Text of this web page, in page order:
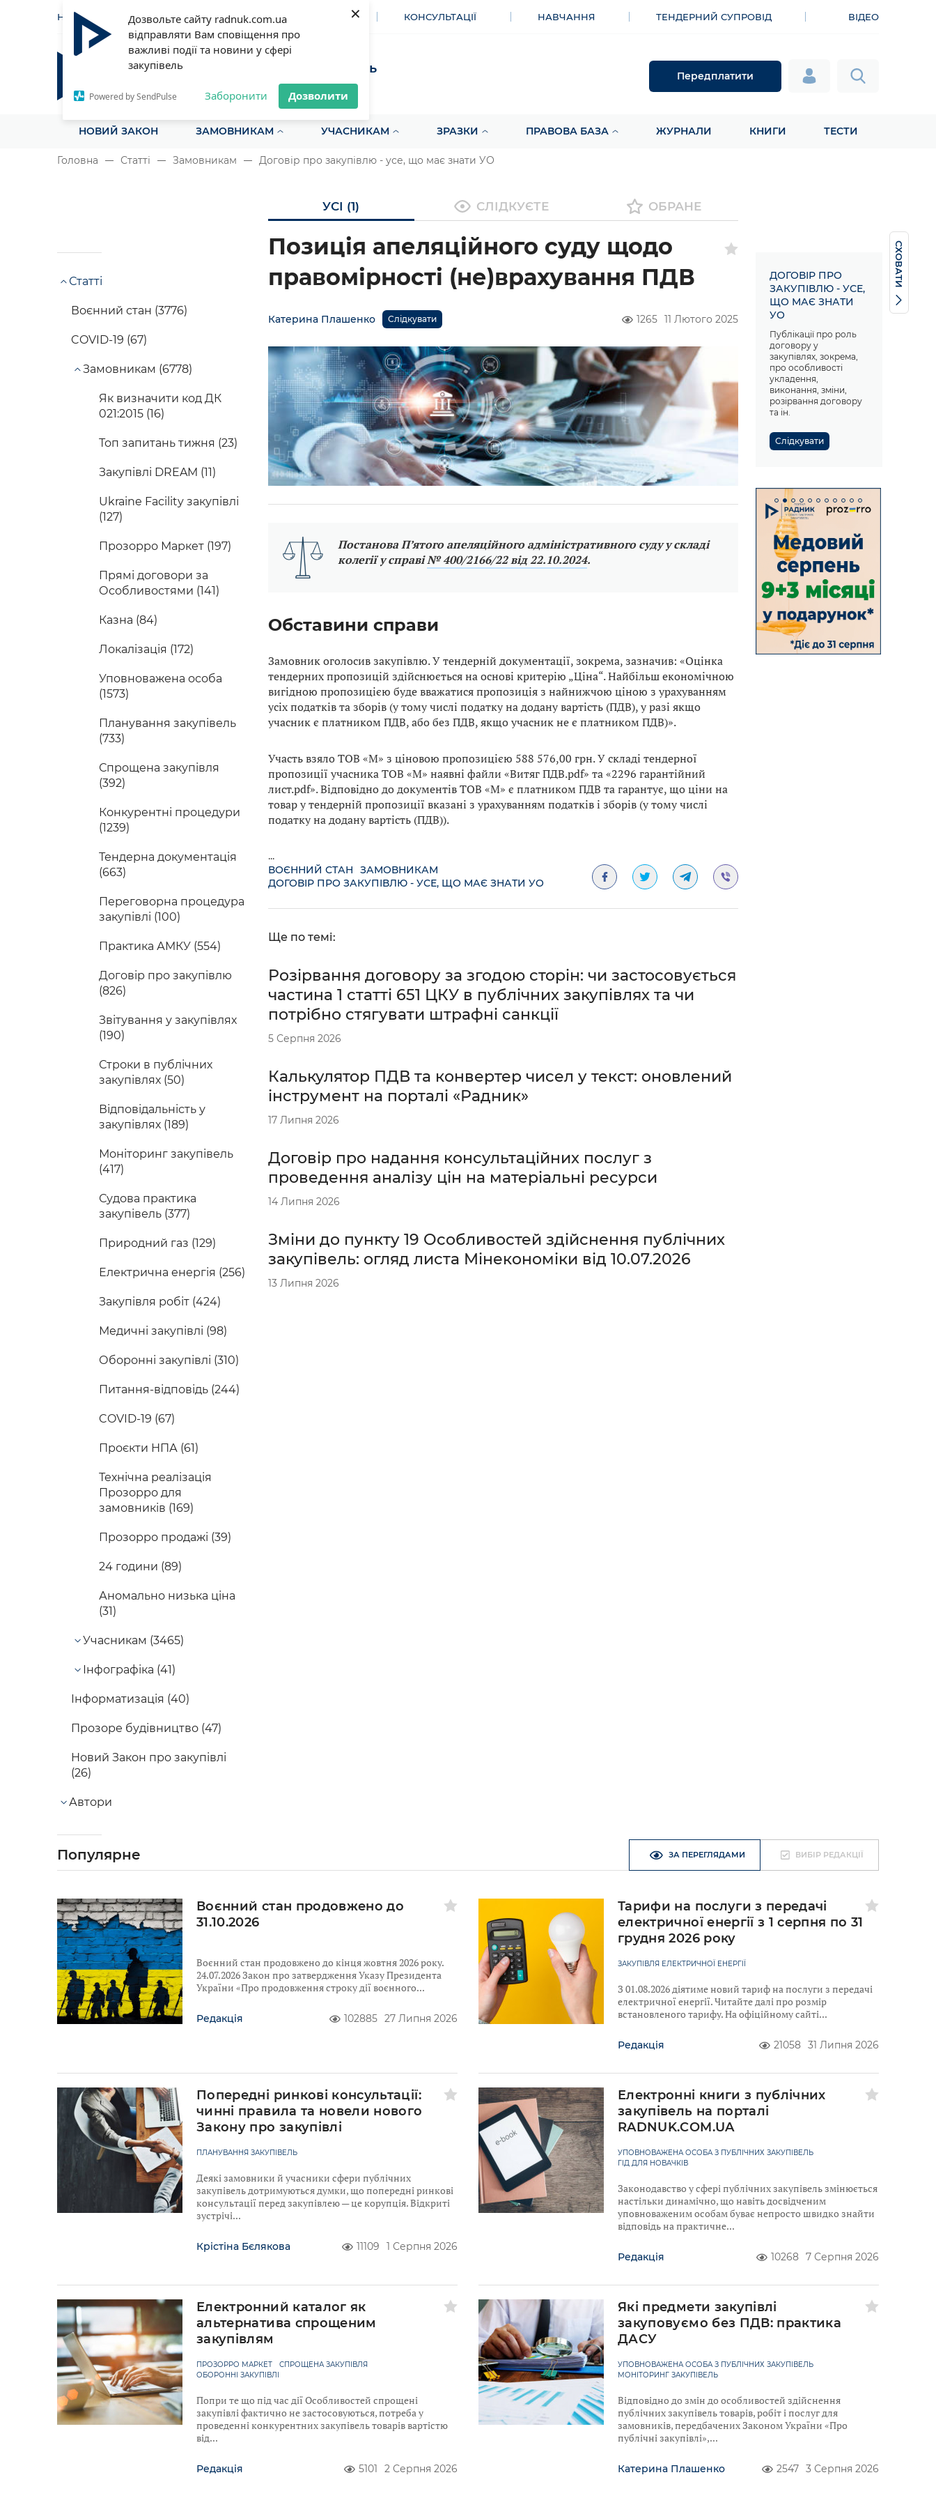
Дозвольте сайту radnuk.com.ua
відправляти Вам сповіщення про
важливі події та новини у сфері
закупівель
Powered by SendPulse Заборонити Дозволити
×
НОВИНИ СТАТТІ ІНСТРУМЕНТИ КОНСУЛЬТАЦІЇ НАВЧАННЯ ТЕНДЕРНИЙ СУПРОВІД ВІДЕО
Радник у сфері публічних закупівель
Все для закупівель на одному порталі
Передплатити
НОВИЙ ЗАКОН ЗАМОВНИКАМ УЧАСНИКАМ ЗРАЗКИ ПРАВОВА БАЗА ЖУРНАЛИ КНИГИ ТЕСТИ
Головна Статті Замовникам Договір про закупівлю - усе, що має знати УО
УСІ (1) СЛІДКУЄТЕ ОБРАНЕ
Статті
Воєнний стан (3776)
COVID-19 (67)
Замовникам (6778)
Як визначити код ДК
021:2015 (16)
Топ запитань тижня (23)
Закупівлі DREAM (11)
Ukraine Facility закупівлі
(127)
Прозорро Маркет (197)
Прямі договори за
Особливостями (141)
Казна (84)
Локалізація (172)
Уповноважена особа
(1573)
Планування закупівель
(733)
Спрощена закупівля
(392)
Конкурентні процедури
(1239)
Тендерна документація
(663)
Переговорна процедура
закупівлі (100)
Практика АМКУ (554)
Договір про закупівлю
(826)
Звітування у закупівлях
(190)
Строки в публічних
закупівлях (50)
Відповідальність у
закупівлях (189)
Моніторинг закупівель
(417)
Судова практика
закупівель (377)
Природний газ (129)
Електрична енергія (256)
Закупівля робіт (424)
Медичні закупівлі (98)
Оборонні закупівлі (310)
Питання-відповідь (244)
COVID-19 (67)
Проєкти НПА (61)
Технічна реалізація
Прозорро для
замовників (169)
Прозорро продажі (39)
24 години (89)
Аномально низька ціна
(31)
Учасникам (3465)
Інфографіка (41)
Інформатизація (40)
Прозоре будівництво (47)
Новий Закон про закупівлі
(26)
Автори
Позиція апеляційного суду щодо
правомірності (не)врахування ПДВ
Катерина Плашенко Слідкувати 1265 11 Лютого 2025
Постанова П’ятого апеляційного адміністративного суду у складі
колегії у справі№ 400/2166/22 від 22.10.2024.
Обставини справи
Замовник оголосив закупівлю. У тендерній документації, зокрема, зазначив: «Оцінка
тендерних пропозицій здійснюється на основі критерію „Ціна“. Найбільш економічною
вигідною пропозицією буде вважатися пропозиція з найнижчою ціною з урахуванням
усіх податків та зборів (у тому числі податку на додану вартість (ПДВ), у разі якщо
учасник є платником ПДВ, або без ПДВ, якщо учасник не є платником ПДВ)».
Участь взяло ТОВ «М» з ціновою пропозицією 588 576,00 грн. У складі тендерної
пропозиції учасника ТОВ «М» наявні файли «Витяг ПДВ.pdf» та «2296 гарантійний
лист.pdf». Відповідно до документів ТОВ «М» є платником ПДВ та гарантує, що ціни на
товар у тендерній пропозиції вказані з урахуванням податків і зборів (у тому числі
податку на додану вартість (ПДВ)).
...
ВОЄННИЙ СТАН
ЗАМОВНИКАМ
ДОГОВІР ПРО ЗАКУПІВЛЮ - УСЕ, ЩО МАЄ ЗНАТИ УО
Ще по темі:
Розірвання договору за згодою сторін: чи застосовується
частина 1 статті 651 ЦКУ в публічних закупівлях та чи
потрібно стягувати штрафні санкції
5 Серпня 2026
Калькулятор ПДВ та конвертер чисел у текст: оновлений
інструмент на порталі «Радник»
17 Липня 2026
Договір про надання консультаційних послуг з
проведення аналізу цін на матеріальні ресурси
14 Липня 2026
Зміни до пункту 19 Особливостей здійснення публічних
закупівель: огляд листа Мінекономіки від 10.07.2026
13 Липня 2026
ДОГОВІР ПРО
ЗАКУПІВЛЮ - УСЕ,
ЩО МАЄ ЗНАТИ
УО
Публікації про роль
договору у
закупівлях, зокрема,
про особливості
укладення,
виконання, зміни,
розірвання договору
та ін.
Слідкувати
СХОВАТИ
Популярне ЗА ПЕРЕГЛЯДАМИ ВИБІР РЕДАКЦІЇ
Воєнний стан продовжено до
31.10.2026
Воєнний стан продовжено до кінця жовтня 2026 року.
24.07.2026 Закон про затвердження Указу Президента
України «Про продовження строку дії воєнного
Редакція 102885 27 Липня 2026
Тарифи на послуги з передачі
електричної енергії з 1 серпня по 31
грудня 2026 року
ЗАКУПІВЛЯ ЕЛЕКТРИЧНОЇ ЕНЕРГІЇ
З 01.08.2026 діятиме новий тариф на послуги з передачі
електричної енергії. Читайте далі про розмір
встановленого тарифу. На офіційному сайті
Редакція 21058 31 Липня 2026
Попередні ринкові консультації:
чинні правила та новели нового
Закону про закупівлі
ПЛАНУВАННЯ ЗАКУПІВЕЛЬ
Деякі замовники й учасники сфери публічних
закупівель дотримуються думки, що попередні ринкові
консультації перед закупівлею — це корупція. Відкриті
зустрічі
Крістіна Бєлякова 11109 1 Серпня 2026
Електронні книги з публічних
закупівель на порталі
RADNUK.COM.UA
УПОВНОВАЖЕНА ОСОБА З ПУБЛІЧНИХ ЗАКУПІВЕЛЬ
ГІД ДЛЯ НОВАЧКІВ
Законодавство у сфері публічних закупівель змінюється
настільки динамічно, що навіть досвідченим
уповноваженим особам буває непросто швидко знайти
відповідь на практичне
Редакція 10268 7 Серпня 2026
Електронний каталог як
альтернатива спрощеним
закупівлям
ПРОЗОРРО МАРКЕТ
СПРОЩЕНА ЗАКУПІВЛЯ
ОБОРОННІ ЗАКУПІВЛІ
Попри те що під час дії Особливостей спрощені
закупівлі фактично не застосовуються, потреба у
проведенні конкурентних закупівель товарів вартістю
від
Редакція 5101 2 Серпня 2026
Які предмети закупівлі
закуповуємо без ПДВ: практика
ДАСУ
УПОВНОВАЖЕНА ОСОБА З ПУБЛІЧНИХ ЗАКУПІВЕЛЬ
МОНІТОРИНГ ЗАКУПІВЕЛЬ
Відповідно до змін до особливостей здійснення
публічних закупівель товарів, робіт і послуг для
замовників, передбачених Законом України «Про
публічні закупівлі»,
Катерина Плашенко 2547 3 Серпня 2026